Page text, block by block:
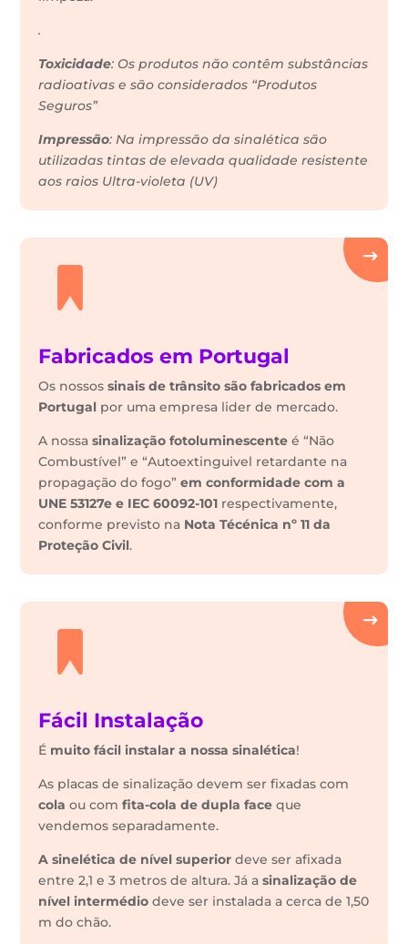
.
Toxicidade: Os produtos não contêm substâncias
radioativas e são considerados “Produtos
Seguros”
Impressão: Na impressão da sinalética são
utilizadas tintas de elevada qualidade resistente
aos raios Ultra-violeta (UV)
Fabricados em Portugal
Os nossossinais de trânsito são fabricados em
Portugal por uma empresa lider de mercado.
A nossasinalização fotoluminescente é “Não
Combustível” e “Autoextinguivel retardante na
propagação do fogo”em conformidade com a
UNE 53127e e IEC 60092-101 respectivamente,
conforme previsto na Nota Técénica nº 11 da
Proteção Civil.
Fácil Instalação
É muito fácil instalar a nossa sinalética!
As placas de sinalização devem ser fixadas com
cola ou comfita-cola de dupla face que
vendemos separadamente.
A sinelética de nível superior deve ser afixada
entre 2,1 e 3 metros de altura. Já asinalização de
nível intermédiodeve ser instalada a cerca de 1,50
m do chão.